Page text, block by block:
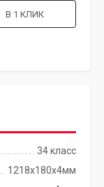
В 1 КЛИК
34 класс
1218x180x4мм